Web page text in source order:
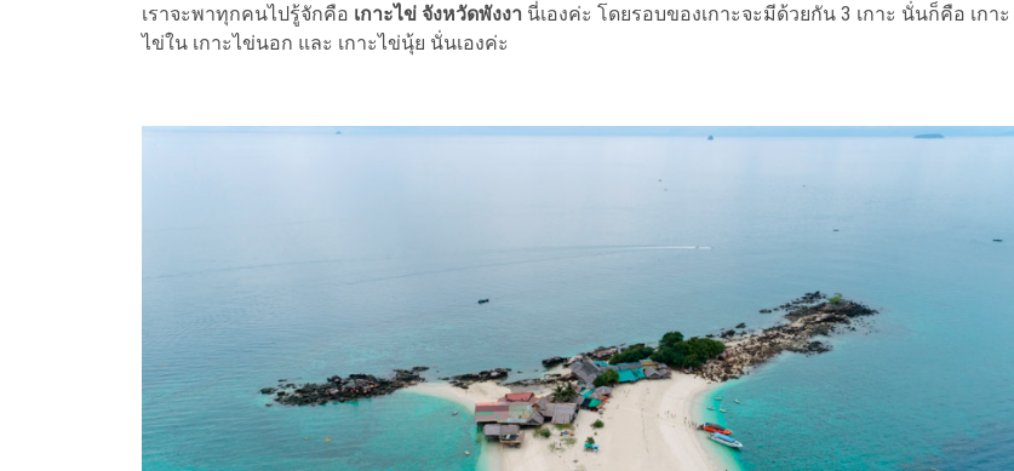
เราจะพาทุกคนไปรู้จักคือ เกาะไข่ จังหวัดพังงา นี่เองค่ะ โดยรอบของเกาะจะมีด้วยกัน 3 เกาะ นั่นก็คือ เกาะ
ไข่ใน เกาะไข่นอก และ เกาะไข่นุ้ย นั่นเองค่ะ